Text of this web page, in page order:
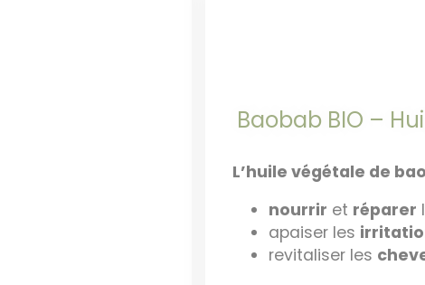
Baobab BIO –
L’huile végétale de
nourrir et réparer
apaiser les
revitaliser les